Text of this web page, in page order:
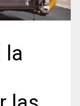
la